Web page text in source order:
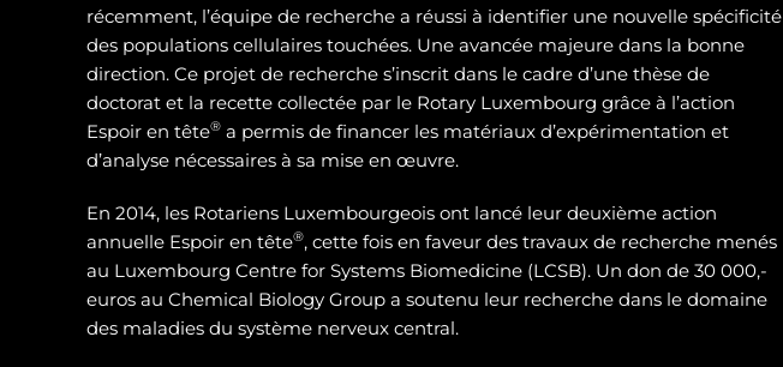
récemment, l’équipe de recherche a réussi à identifier une nouvelle spécificité
des populations cellulaires touchées. Une avancée majeure dans la bonne
direction. Ce projet de recherche s’inscrit dans le cadre d’une thèse de
doctorat et la recette collectée par le Rotary Luxembourg grâce à l’action
Espoir en tête® a permis de financer les matériaux d’expérimentation et
d’analyse nécessaires à sa mise en œuvre.
En 2014, les Rotariens Luxembourgeois ont lancé leur deuxième action
annuelle Espoir en tête®, cette fois en faveur des travaux de recherche menés
au Luxembourg Centre for Systems Biomedicine (LCSB). Un don de 30 000,-
euros au Chemical Biology Group a soutenu leur recherche dans le domaine
des maladies du système nerveux central.